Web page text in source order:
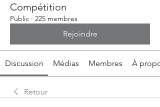
Compétition
Public · 225 membres
Rejoindre
Discussion Médias Membres À
Retour